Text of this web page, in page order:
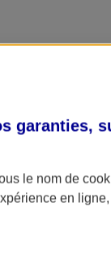
garanties,
le nom de
en